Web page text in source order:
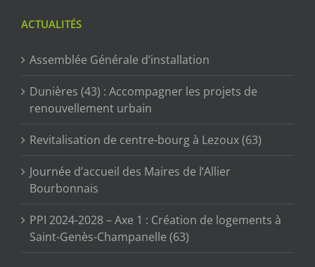
ACTUALITÉS
Assemblée Générale d’installation
Dunières (43) : Accompagner les projets de
renouvellement urbain
Revitalisation de centre-bourg à Lezoux (63)
Journée d’accueil des Maires de l’Allier
Bourbonnais
PPI 2024-2028 – Axe 1 : Création de logements à
Saint-Genès-Champanelle (63)